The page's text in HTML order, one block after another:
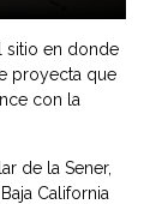
sitio en donde
proyecta que
con la
de la Sener,
California